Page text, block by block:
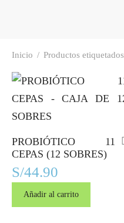
Inicio / Productos
PROBIÓTICO 11
CEPAS (12 SOBRES)
S/44.90
Añadir al carrito